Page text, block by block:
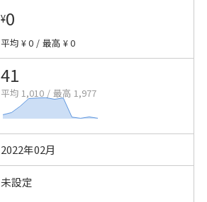
¥0
平均 ¥ 0 / 最高 ¥ 0
41
平均 1,010 / 最高 1,977
2022年02月
未設定